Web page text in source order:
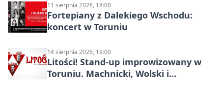
11 sierpnia 2026, 18:00
Fortepiany z Dalekiego Wschodu:
koncert w Toruniu
14 sierpnia 2026, 19:00
Litości! Stand-up improwizowany w
Toruniu. Machnicki, Wolski i